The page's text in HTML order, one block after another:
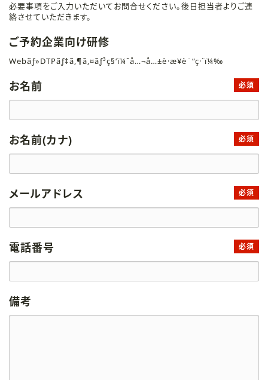
必要事項をご入力いただいてお問合せください。後日担当者よりご連
絡させていただきます。
ご予約企業向け研修
Webãƒ»DTPãƒ‡ã‚¶ã‚¤ãƒ³ç§‘ï¼ˆå…¬å…±è·æ¥­è¨“ç·´ï¼‰
お名前 必須
お名前(カナ) 必須
メールアドレス 必須
電話番号 必須
備考